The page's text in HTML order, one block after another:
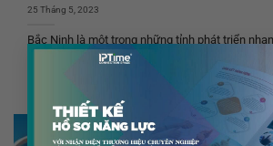
25 Tháng 5, 2023
Bắc Ninh là một trong những tỉnh phát triển
nghiệp tại miền...